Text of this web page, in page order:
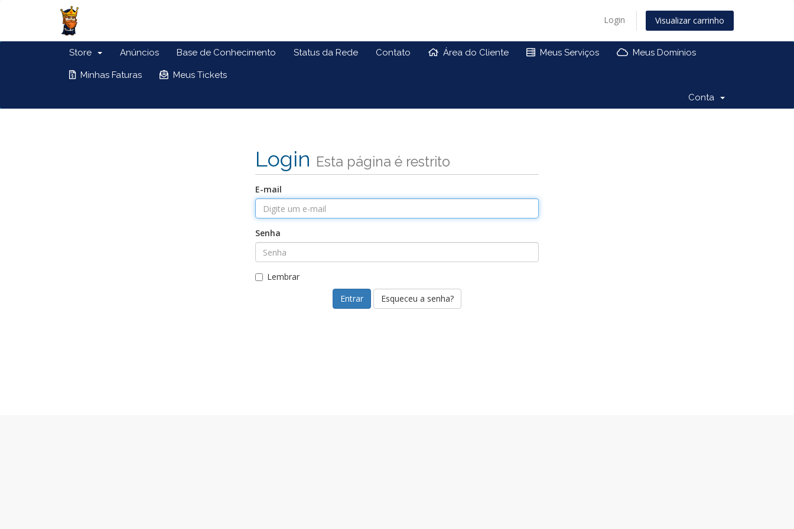
Login Visualizar carrinho
Store Anúncios Base de Conhecimento Status da Rede Contato Área do Cliente Meus Serviços Meus Domínios
Minhas Faturas Meus Tickets
Conta
Login Esta página é restrito
E-mail
Senha
Lembrar
Esqueceu a senha?